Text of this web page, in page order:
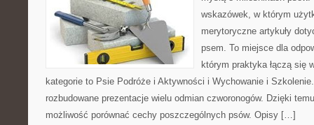
wskazówek, w którym
merytoryczne artykuły
psem. To miejsce dla
którym praktyka łączą się
kategorie to Psie Podróże i Aktywności i Wychowanie i
rozbudowane prezentacje wielu odmian czworonogów. Dzięki
możliwość porównać cechy poszczególnych psów. Opisy […]